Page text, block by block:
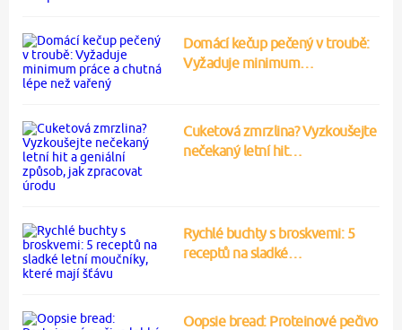
Domácí kečup pečený v troubě:
Vyžaduje minimum…
Cuketová zmrzlina? Vyzkoušejte
nečekaný letní hit…
Rychlé buchty s broskvemi: 5
receptů na sladké…
Oopsie bread: Proteinové pečivo